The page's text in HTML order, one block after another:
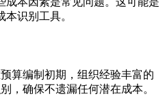
识别工具。
预算编制初期，组织经验丰富的
，确保不遗漏任何潜在成本。